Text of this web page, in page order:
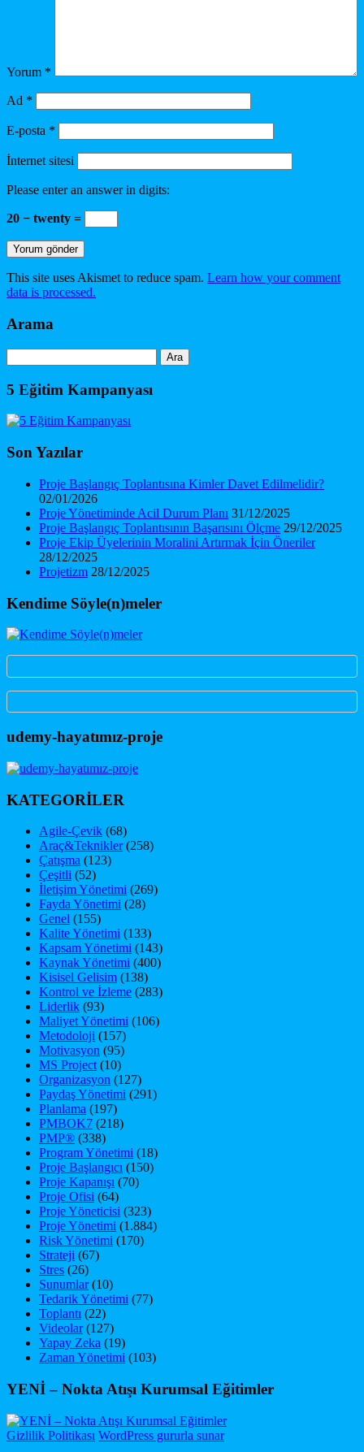
Yorum *
Ad *
E-posta *
İnternet sitesi
Please enter an answer in digits:
20 − twenty =
This site uses Akismet to reduce spam. Learn how your comment
data is processed.
Arama
5 Eğitim Kampanyası
Son Yazılar
Proje Başlangıç Toplantısına Kimler Davet Edilmelidir?
02/01/2026
Proje Yönetiminde Acil Durum Planı 31/12/2025
Proje Başlangıç Toplantısının Başarısını Ölçme 29/12/2025
Proje Ekip Üyelerinin Moralini Artırmak İçin Öneriler
28/12/2025
Projetizm 28/12/2025
Kendime Söyle(n)meler
udemy-hayatımız-proje
KATEGORİLER
Agile-Çevik (68)
Araç&Teknikler(258)
Çatışma (123)
Çeşitli (52)
İletişim Yönetimi (269)
Fayda Yönetimi (28)
Genel (155)
Kalite Yönetimi (133)
Kapsam Yönetimi (143)
Kaynak Yönetimi (400)
Kisisel Gelisim (138)
Kontrol ve İzleme (283)
Liderlik (93)
Maliyet Yönetimi (106)
Metodoloji (157)
Motivasyon (95)
MS Project (10)
Organizasyon (127)
Paydaş Yönetimi (291)
Planlama (197)
PMBOK7 (218)
PMP® (338)
Program Yönetimi (18)
Proje Başlangıcı (150)
Proje Kapanışı (70)
Proje Ofisi (64)
Proje Yöneticisi (323)
Proje Yönetimi (1.884)
Risk Yönetimi (170)
Strateji (67)
Stres (26)
Sunumlar(10)
Tedarik Yönetimi (77)
Toplantı (22)
Videolar(127)
Yapay Zeka (19)
Zaman Yönetimi (103)
YENİ – Nokta Atışı Kurumsal Eğitimler
Gizlilik Politikası WordPress gururla sunar